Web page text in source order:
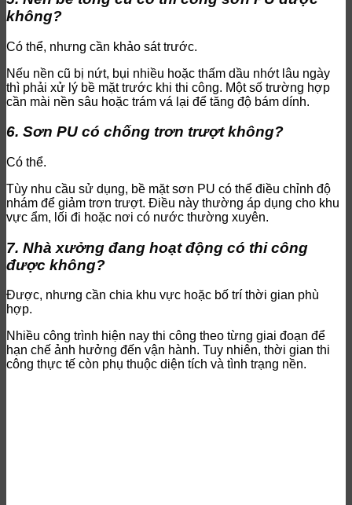
không?
Có thể, nhưng cần khảo sát trước.
Nếu nền cũ bị nứt, bụi nhiều hoặc thấm dầu nhớt lâu ngày
thì phải xử lý bề mặt trước khi thi công. Một số trường hợp
cần mài nền sâu hoặc trám vá lại để tăng độ bám dính.
6. Sơn PU có chống trơn trượt không?
Có thể.
Tùy nhu cầu sử dụng, bề mặt sơn PU có thể điều chỉnh độ
nhám để giảm trơn trượt. Điều này thường áp dụng cho khu
vực ẩm, lối đi hoặc nơi có nước thường xuyên.
7. Nhà xưởng đang hoạt động có thi công
được không?
Được, nhưng cần chia khu vực hoặc bố trí thời gian phù
hợp.
Nhiều công trình hiện nay thi công theo từng giai đoạn để
hạn chế ảnh hưởng đến vận hành. Tuy nhiên, thời gian thi
công thực tế còn phụ thuộc diện tích và tình trạng nền.